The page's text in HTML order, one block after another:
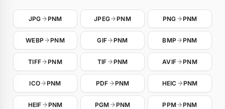
JPG PNM JPEG PNM PNG PNM
WEBP PNM GIF PNM BMP PNM
TIFF PNM TIF PNM AVIF PNM
ICO PNM PDF PNM HEIC PNM
HEIF PNM PGM PNM PPM PNM